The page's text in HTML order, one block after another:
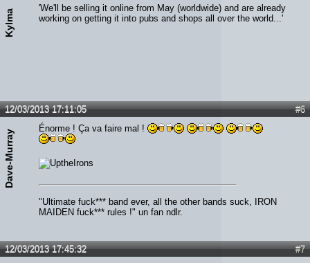
Kylma
'We'll be selling it online from May (worldwide) and are already
working on getting it into pubs and shops all over the world...'
#6
12/03/2013 17:11:05
Dave-Murray
Énorme ! Ça va faire mal !
"Ultimate fuck*** band ever, all the other bands suck, IRON
MAIDEN fuck*** rules !" un fan ndlr.
#7
12/03/2013 17:45:32